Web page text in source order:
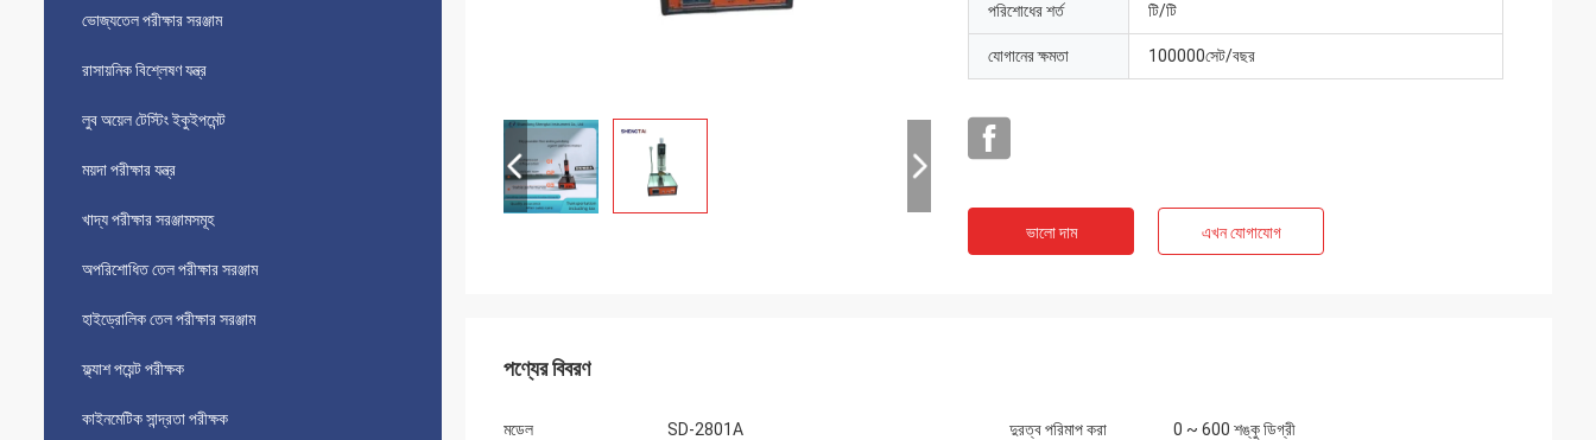
ভোজ্যতেল পরীক্ষার সরঞ্জাম
রাসায়নিক বিশ্লেষণ যন্ত্র
লুব অয়েল টেস্টিং ইকুইপমেন্ট
ময়দা পরীক্ষার যন্ত্র
খাদ্য পরীক্ষার সরঞ্জামসমূহ
অপরিশোধিত তেল পরীক্ষার সরঞ্জাম
হাইড্রোলিক তেল পরীক্ষার সরঞ্জাম
ফ্ল্যাশ পয়েন্ট পরীক্ষক
কাইনমেটিক সান্দ্রতা পরীক্ষক
পরিশোধের শর্ত টি/টি
যোগানের ক্ষমতা 100000সেট/বছর
ভালো দাম এখন যোগাযোগ
পণ্যের বিবরণ
মডেল SD-2801A দুরত্ব পরিমাপ করা 0 ~ 600 শঙ্কু ডিগ্রী